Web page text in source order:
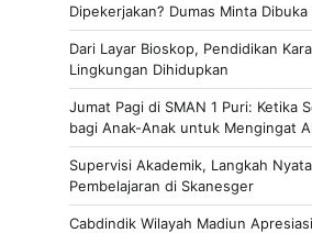
Dipekerjakan? Dumas Minta Dibuka
Dari Layar Bioskop, Pendidikan
Lingkungan Dihidupkan
Jumat Pagi di SMAN 1 Puri: Ketika
bagi Anak-Anak untuk Mengingat
Supervisi Akademik, Langkah
Pembelajaran di Skanesger
Cabdindik Wilayah Madiun